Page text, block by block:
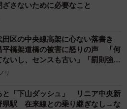
さないために必要なこと
田区の中央線高架に心ない落書き
平橋架道橋の被害に怒りの声 「何
ないし、センスも古い」「罰則強化
リ
と「下山ダッシュ」 リニア中央新
県駅 在来線との乗り継ぎなし→な